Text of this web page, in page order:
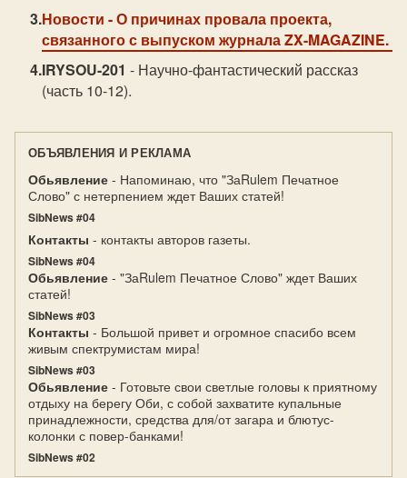
Новости - О причинах провала проекта,
связанного с выпуском журнала ZX-MAGAZINE.
IRYSOU-201 - Научно-фантастический рассказ
(часть 10-12).
ОБЪЯВЛЕНИЯ И РЕКЛАМА
Обьявление - Напоминаю, что "ЗаRulem Печатное
Слово" с нетерпением ждет Ваших статей!
SibNews #04
Контакты - контакты авторов газеты.
SibNews #04
Обьявление - "ЗаRulem Печатное Слово" ждет Ваших
статей!
SibNews #03
Контакты - Большой привет и огромное спасибо всем
живым спектрумистам мира!
SibNews #03
Обьявление - Готовьте свои светлые головы к приятному
отдыху на берегу Оби, с собой захватите купальные
принадлежности, средства для/от загара и блютус-
колонки с повер-банками!
SibNews #02